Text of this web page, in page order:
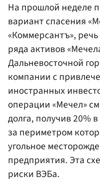
На прошлой неделе
вариант спасения
«Коммерсантъ»,
ряда активов
Дальневосточной
компании с
иностранных
операции «Мечел»
долга, получив 20%
за периметром
угольное
предприятия. Эта
риски ВЭБа.